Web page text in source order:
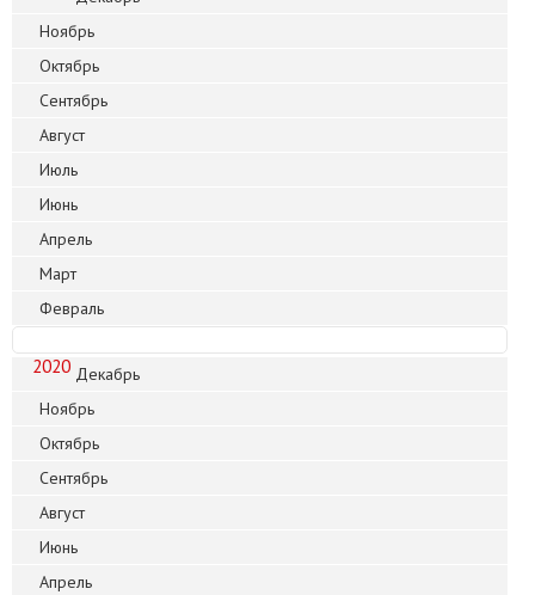
Ноябрь
Октябрь
Сентябрь
Август
Июль
Июнь
Апрель
Март
Февраль
2020 Декабрь
Ноябрь
Октябрь
Сентябрь
Август
Июнь
Апрель